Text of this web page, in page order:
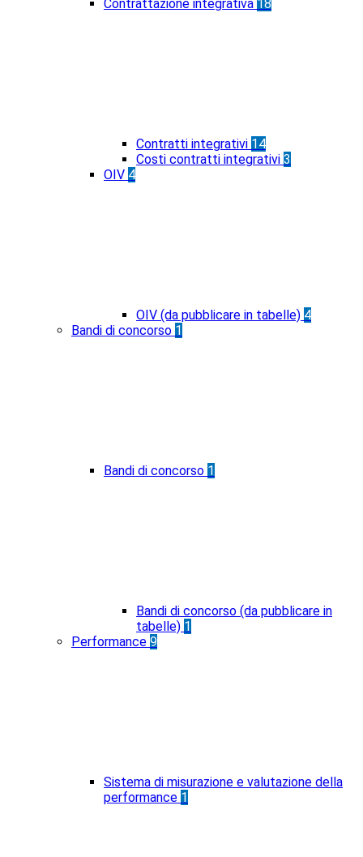
Contrattazione integrativa 18
Contratti integrativi 14
Costi contratti integrativi 3
OIV 4
OIV (da pubblicare in tabelle) 4
Bandi di concorso 1
Bandi di concorso 1
Bandi di concorso (da pubblicare in
tabelle) 1
Performance 9
Sistema di misurazione e valutazione della
performance 1